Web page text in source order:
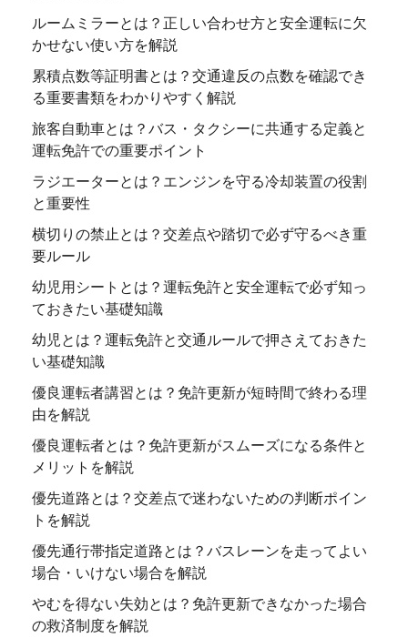
ルームミラーとは？正しい合わせ方と安全運転に欠
かせない使い方を解説
累積点数等証明書とは？交通違反の点数を確認でき
る重要書類をわかりやすく解説
旅客自動車とは？バス・タクシーに共通する定義と
運転免許での重要ポイント
ラジエーターとは？エンジンを守る冷却装置の役割
と重要性
横切りの禁止とは？交差点や踏切で必ず守るべき重
要ルール
幼児用シートとは？運転免許と安全運転で必ず知っ
ておきたい基礎知識
幼児とは？運転免許と交通ルールで押さえておきた
い基礎知識
優良運転者講習とは？免許更新が短時間で終わる理
由を解説
優良運転者とは？免許更新がスムーズになる条件と
メリットを解説
優先道路とは？交差点で迷わないための判断ポイン
トを解説
優先通行帯指定道路とは？バスレーンを走ってよい
場合・いけない場合を解説
やむを得ない失効とは？免許更新できなかった場合
の救済制度を解説